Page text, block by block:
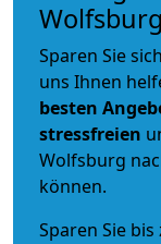
Sparen Sie
uns Ihnen
besten
stressfreien
Wolfsburg
können.
Sparen Sie